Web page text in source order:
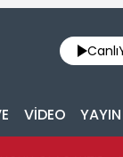
Canlı
VİDEO